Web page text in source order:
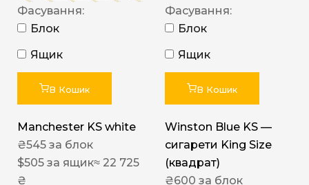
Фасування:
Блок
Ящик
В Кошик
Manchester KS white
₴545 за блок
$505 за ящик≈ 22 725
₴
Фасування:
Блок
Ящик
В Кошик
Winston Blue KS —
сигарети King Size
(квадрат)
₴600 за блок